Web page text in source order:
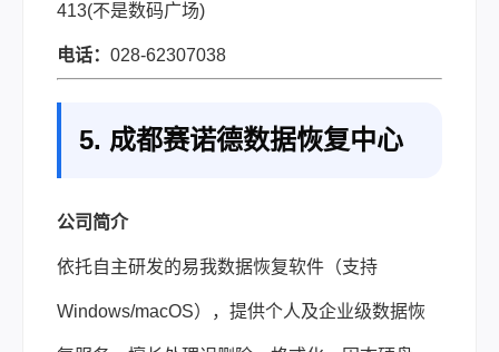
413(不是数码广场)
电话： 028-62307038
5. 成都赛诺德数据恢复中心
公司简介
依托自主研发的易我数据恢复软件（支持
Windows/macOS），提供个人及企业级数据恢